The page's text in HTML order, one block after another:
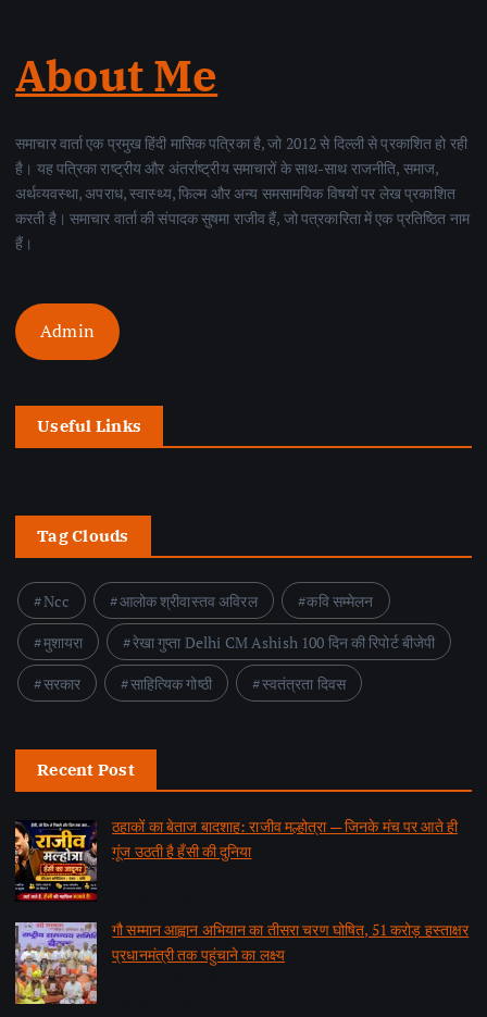
About Me
समाचार वार्ता एक प्रमुख हिंदी मासिक पत्रिका है, जो 2012 से दिल्ली से प्रकाशित हो रही
है। यह पत्रिका राष्ट्रीय और अंतर्राष्ट्रीय समाचारों के साथ-साथ राजनीति, समाज,
अर्थव्यवस्था, अपराध, स्वास्थ्य, फिल्म और अन्य समसामयिक विषयों पर लेख प्रकाशित
करती है। समाचार वार्ता की संपादक सुषमा राजीव हैं, जो पत्रकारिता में एक प्रतिष्ठित नाम
हैं।
Admin
Useful Links
Tag Clouds
Ncc आलोक श्रीवास्तव अविरल
कवि सम्मेलन
मुशायरा
रेखा गुप्ता Delhi CM Ashish 100 दिन की रिपोर्ट बीजेपी
सरकार
साहित्यिक गोष्ठी स्वतंत्रता दिवस
Recent Post
ठहाकों का बेताज बादशाह: राजीव मल्होत्रा — जिनके मंच पर आते ही
गूंज उठती है हँसी की दुनिया
गौ सम्मान आह्वान अभियान का तीसरा चरण घोषित, 51 करोड़ हस्ताक्षर
प्रधानमंत्री तक पहुंचाने का लक्ष्य